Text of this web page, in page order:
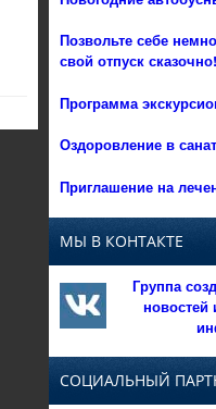
Позвольте себе
свой отпуск сказочно!
Программа
Оздоровление в
Приглашение на
МЫ В КОНТАКТЕ
Группа
новостей
СОЦИАЛЬНЫЙ